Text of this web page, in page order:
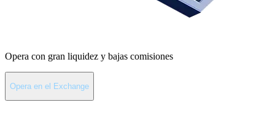
Opera con gran liquidez y bajas comisiones
Opera en el Exchange